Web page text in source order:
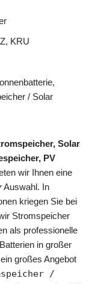
KRU
/ Solar
Solar
PV
wir Ihnen eine
Auswahl. In
kriegen Sie bei
Stromspeicher
als professionelle
in großer
großes Angebot
/